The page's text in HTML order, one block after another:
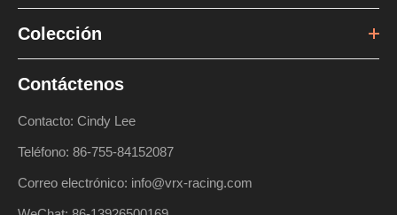
Colección
Contáctenos
Contacto: Cindy Lee
Teléfono: 86-755-84152087
Correo electrónico: info@vrx-racing.com